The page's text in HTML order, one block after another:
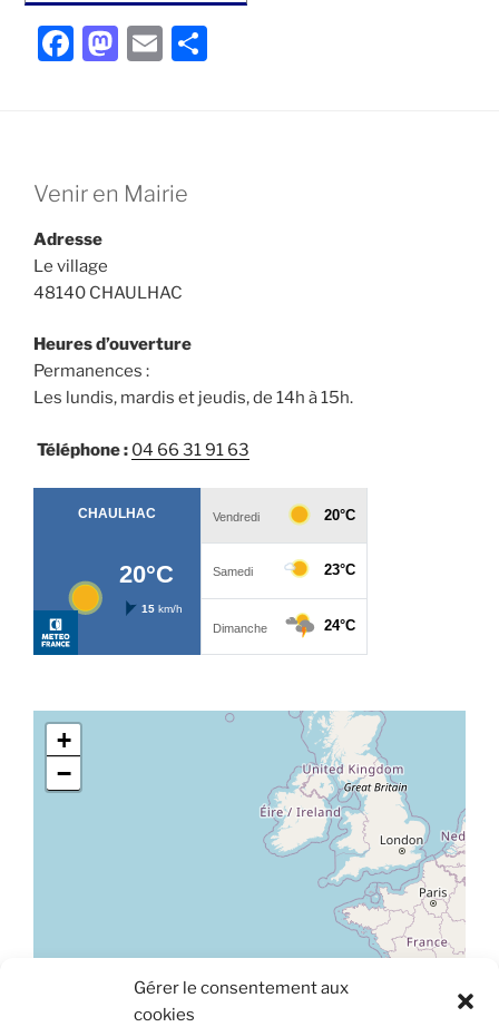
Gérer le consentement aux
cookies
F
b
o
k
M
d
E
Venir en Mairie
Adresse
Le village
48140 CHAULHAC
Heures d’ouverture
Permanences :
Les lundis, mardis et jeudis, de 14h à 15h.
Téléphone : 04 66 31 91 63
+
−
Leaflet|© OpenStreetMap